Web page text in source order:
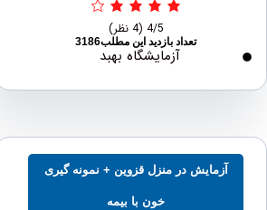
تعداد بازدید این مطلب3186
آزمایشگاه بهبد
در منزل قزوین + نمونه گیری
خون با بیمه